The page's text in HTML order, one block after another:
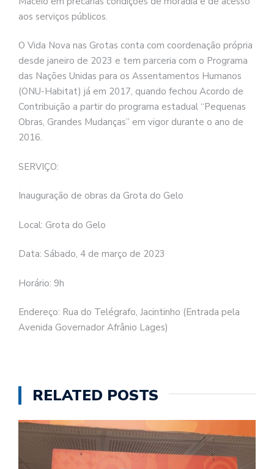
aos serviços públicos.
O Vida Nova nas Grotas conta com coordenação própria
desde janeiro de 2023 e tem parceria com o Programa
das Nações Unidas para os Assentamentos Humanos
(ONU-Habitat) já em 2017, quando fechou Acordo de
Contribuição a partir do programa estadual “Pequenas
Obras, Grandes Mudanças” em vigor durante o ano de
2016.
SERVIÇO:
Inauguração de obras da Grota do Gelo
Local: Grota do Gelo
Data: Sábado, 4 de março de 2023
Horário: 9h
Endereço: Rua do Telégrafo, Jacintinho (Entrada pela
Avenida Governador Afrânio Lages)
RELATED POSTS